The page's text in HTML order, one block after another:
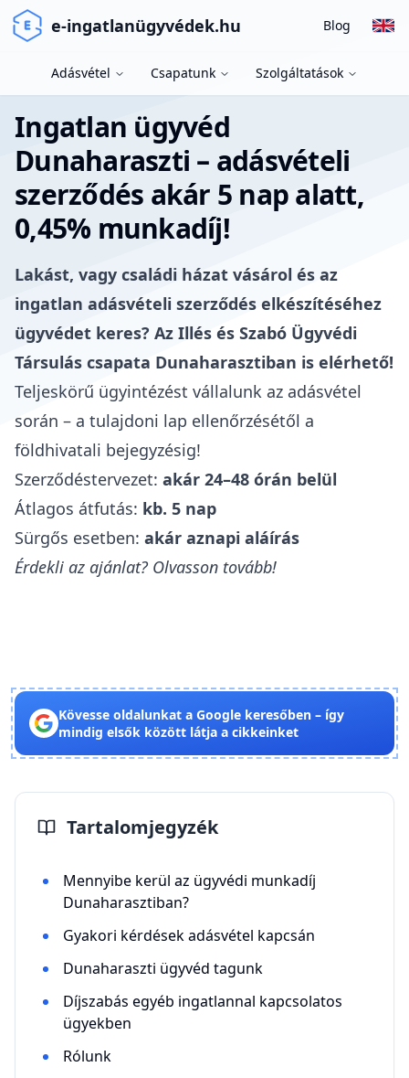
e-ingatlanügyvédek.hu Blog
Adásvétel Csapatunk Szolgáltatások
Ingatlan ügyvéd
Dunaharaszti – adásvételi
szerződés akár 5 nap alatt,
0,45% munkadíj!
Lakást, vagy családi házat vásárol és az
ingatlan adásvételi szerződés elkészítéséhez
ügyvédet keres? Az Illés és Szabó Ügyvédi
Társulás csapata Dunaharasztiban is elérhető!
Teljeskörű ügyintézést vállalunk az adásvétel
során – a tulajdoni lap ellenőrzésétől a
földhivatali bejegyzésig!
Szerződéstervezet: akár 24–48 órán belül
Átlagos átfutás: kb. 5 nap
Sürgős esetben: akár aznapi aláírás
Érdekli az ajánlat? Olvasson tovább!
Kövesse oldalunkat a Google keresőben – így
mindig elsők között látja a cikkeinket
Tartalomjegyzék
Mennyibe kerül az ügyvédi munkadíj
Dunaharasztiban?
Gyakori kérdések adásvétel kapcsán
Dunaharaszti ügyvéd tagunk
Díjszabás egyéb ingatlannal kapcsolatos
ügyekben
Rólunk